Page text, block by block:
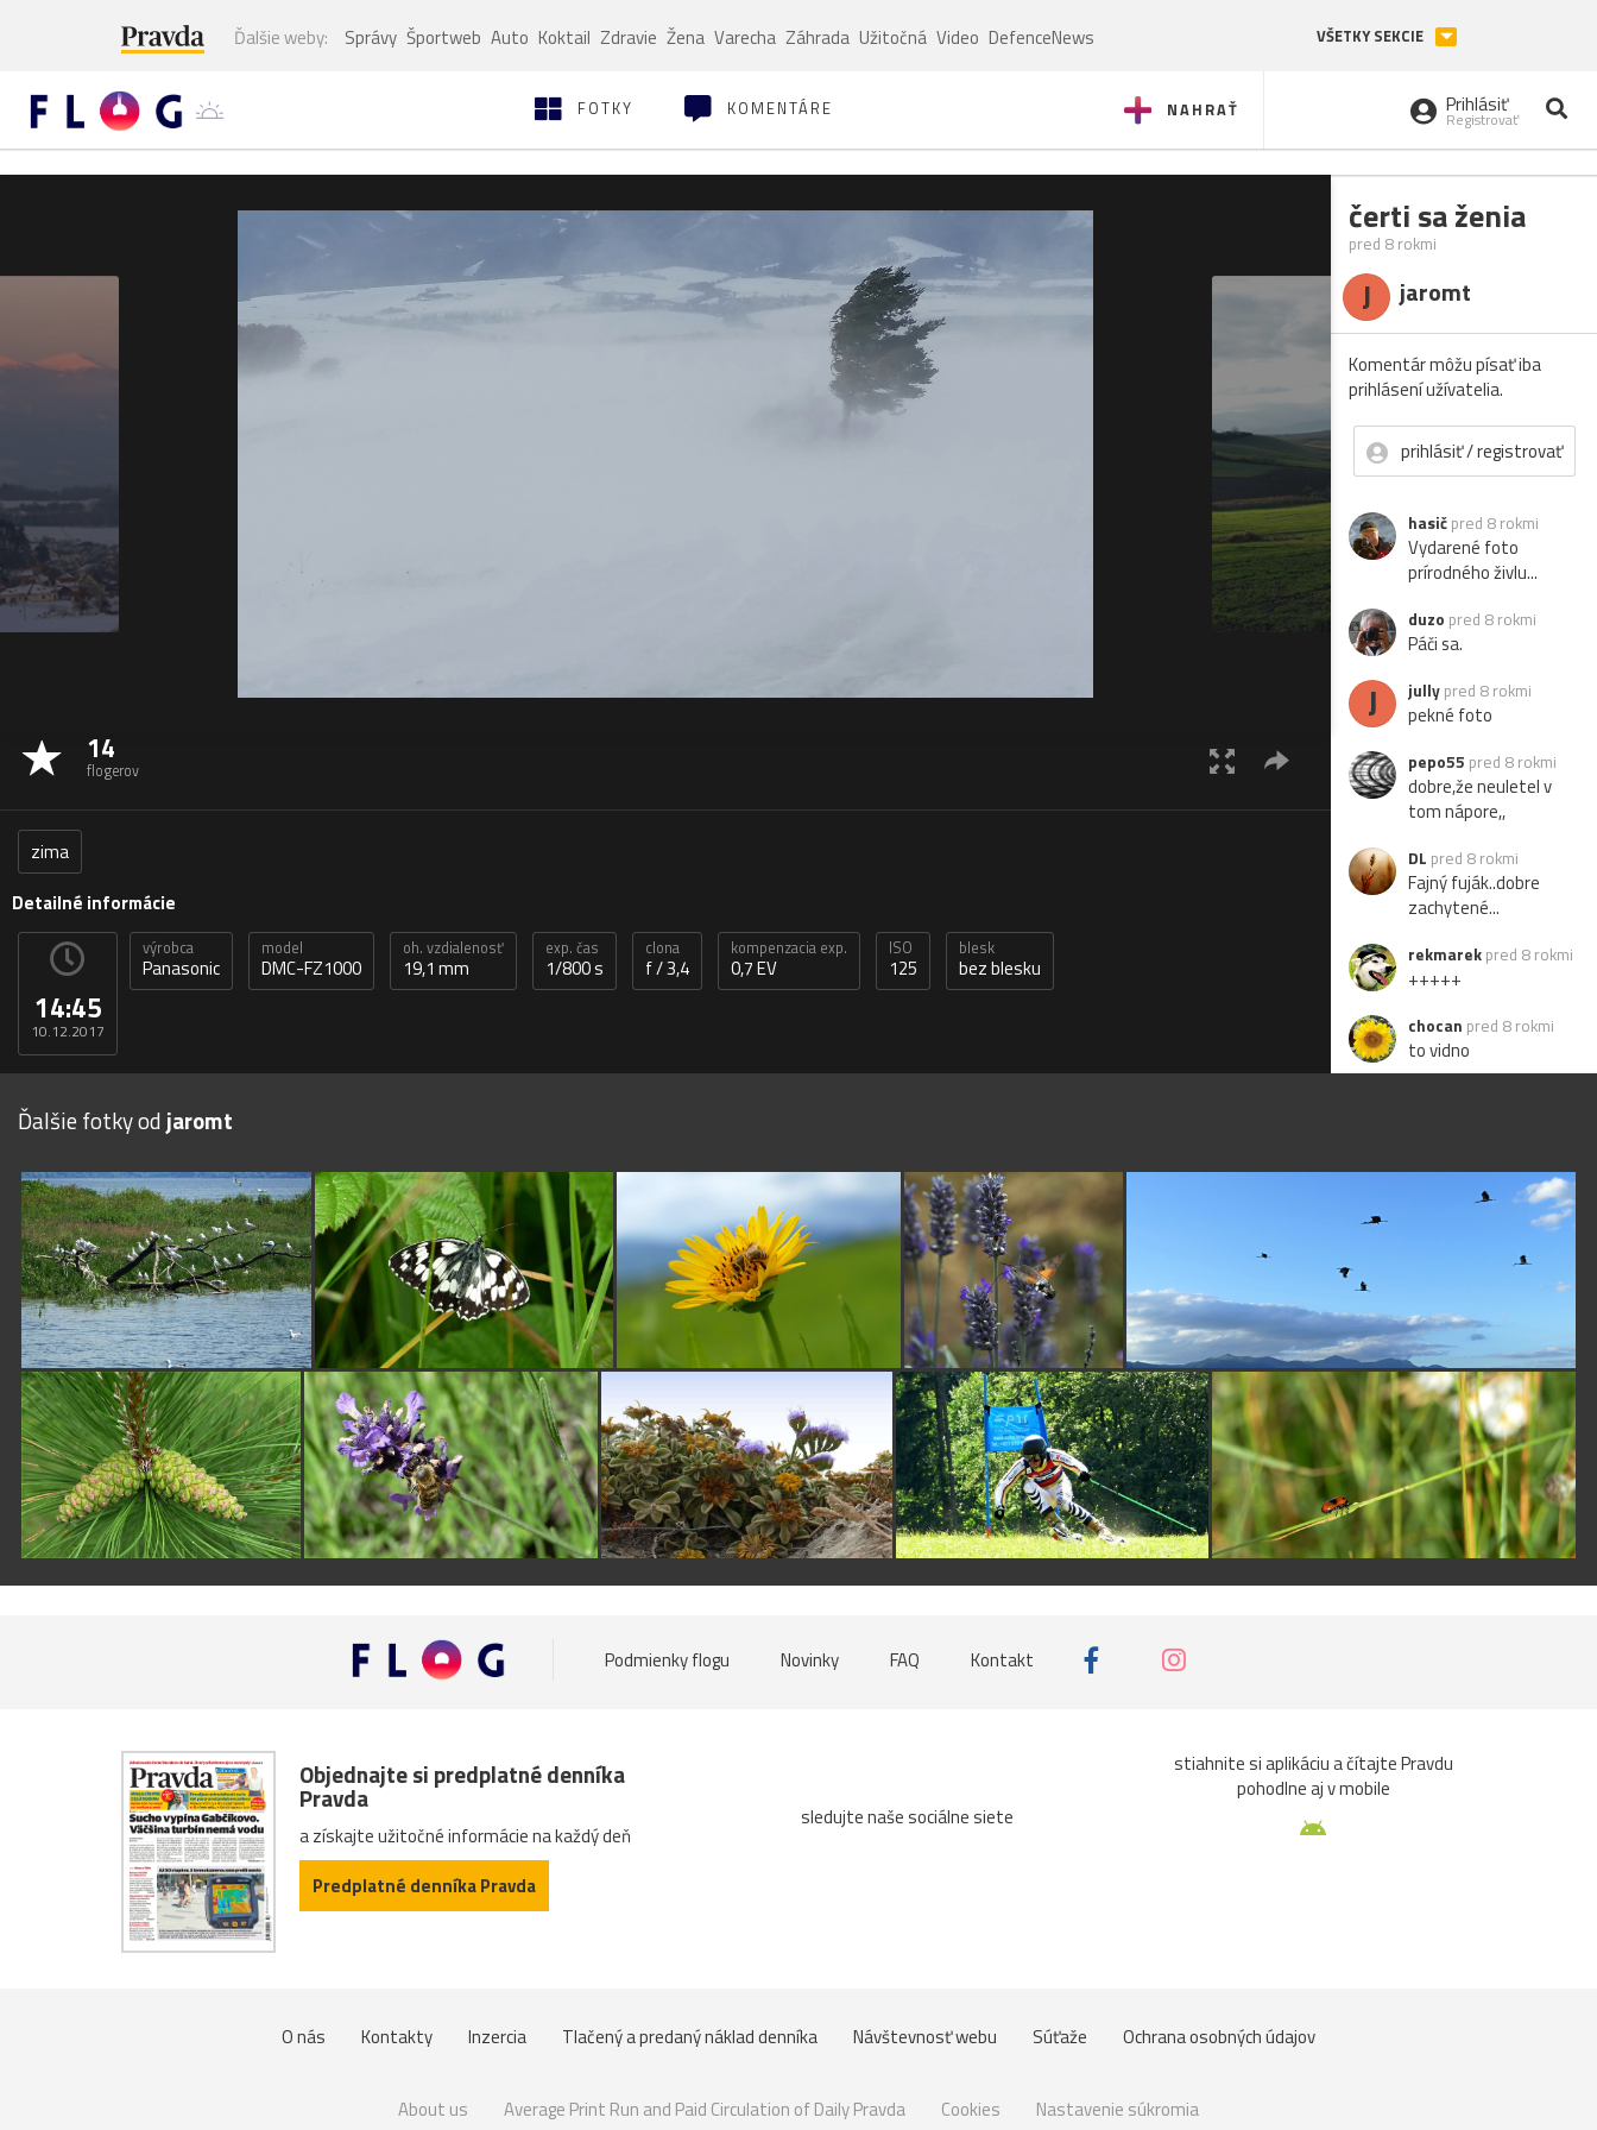
Ďalšie weby: Správy Športweb Auto Koktail Zdravie Žena Varecha Záhrada Užitočná Video DefenceNews VŠETKY SEKCIE
NAHRAŤ
FOTKY KOMENTÁRE Prihlásiť
Registrovať
14
flogerov
zima
Detailné informácie
14:45
10.12.2017
výrobca
Panasonic
model
DMC-FZ1000
oh. vzdialenosť
19,1 mm
exp. čas
1/800 s
clona
f / 3,4
kompenzacia exp.
0,7 EV
ISO
125
blesk
bez blesku
čerti sa ženia
pred 8 rokmi
J jaromt
Komentár môžu písať iba
prihlásení užívatelia.
prihlásiť / registrovať
hasič pred 8 rokmi
Vydarené foto
prírodného živlu...
duzo pred 8 rokmi
Páči sa.
J jully pred 8 rokmi
pekné foto
pepo55 pred 8 rokmi
dobre,že neuletel v
tom nápore,,
DL pred 8 rokmi
Fajný fuják..dobre
zachytené...
rekmarek pred 8 rokmi
+++++
chocan pred 8 rokmi
to vidno
Ďalšie fotky od jaromt
Podmienky flogu Novinky FAQ Kontakt
Objednajte si predplatné denníka
Pravda
a získajte užitočné informácie na každý deň
Predplatné denníka Pravda
sledujte naše sociálne siete
stiahnite si aplikáciu a čítajte Pravdu
pohodlne aj v mobile
O nás Kontakty Inzercia Tlačený a predaný náklad denníka Návštevnosť webu Súťaže Ochrana osobných údajov
About us Average Print Run and Paid Circulation of Daily Pravda Cookies Nastavenie súkromia